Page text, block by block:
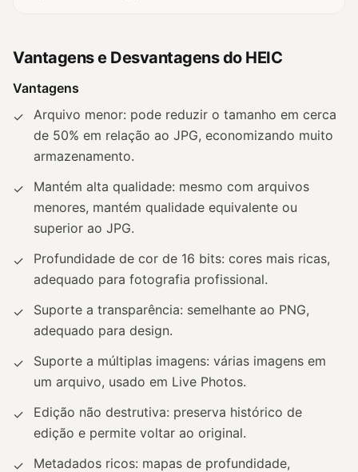
Vantagens e Desvantagens do HEIC
Vantagens
✓
Arquivo menor: pode reduzir o tamanho em cerca
de 50% em relação ao JPG, economizando muito
armazenamento.
✓
Mantém alta qualidade: mesmo com arquivos
menores, mantém qualidade equivalente ou
superior ao JPG.
✓
Profundidade de cor de 16 bits: cores mais ricas,
adequado para fotografia profissional.
✓
Suporte a transparência: semelhante ao PNG,
adequado para design.
✓
Suporte a múltiplas imagens: várias imagens em
um arquivo, usado em Live Photos.
✓
Edição não destrutiva: preserva histórico de
edição e permite voltar ao original.
✓ Metadados ricos: mapas de profundidade,